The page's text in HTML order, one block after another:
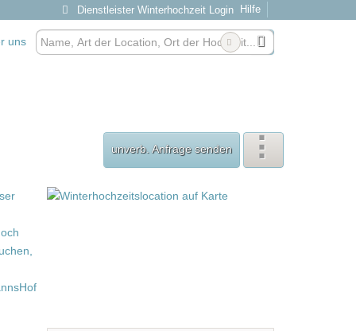
Dienstleister Winterhochzeit Login Hilfe
uns
unverb. Anfrage senden